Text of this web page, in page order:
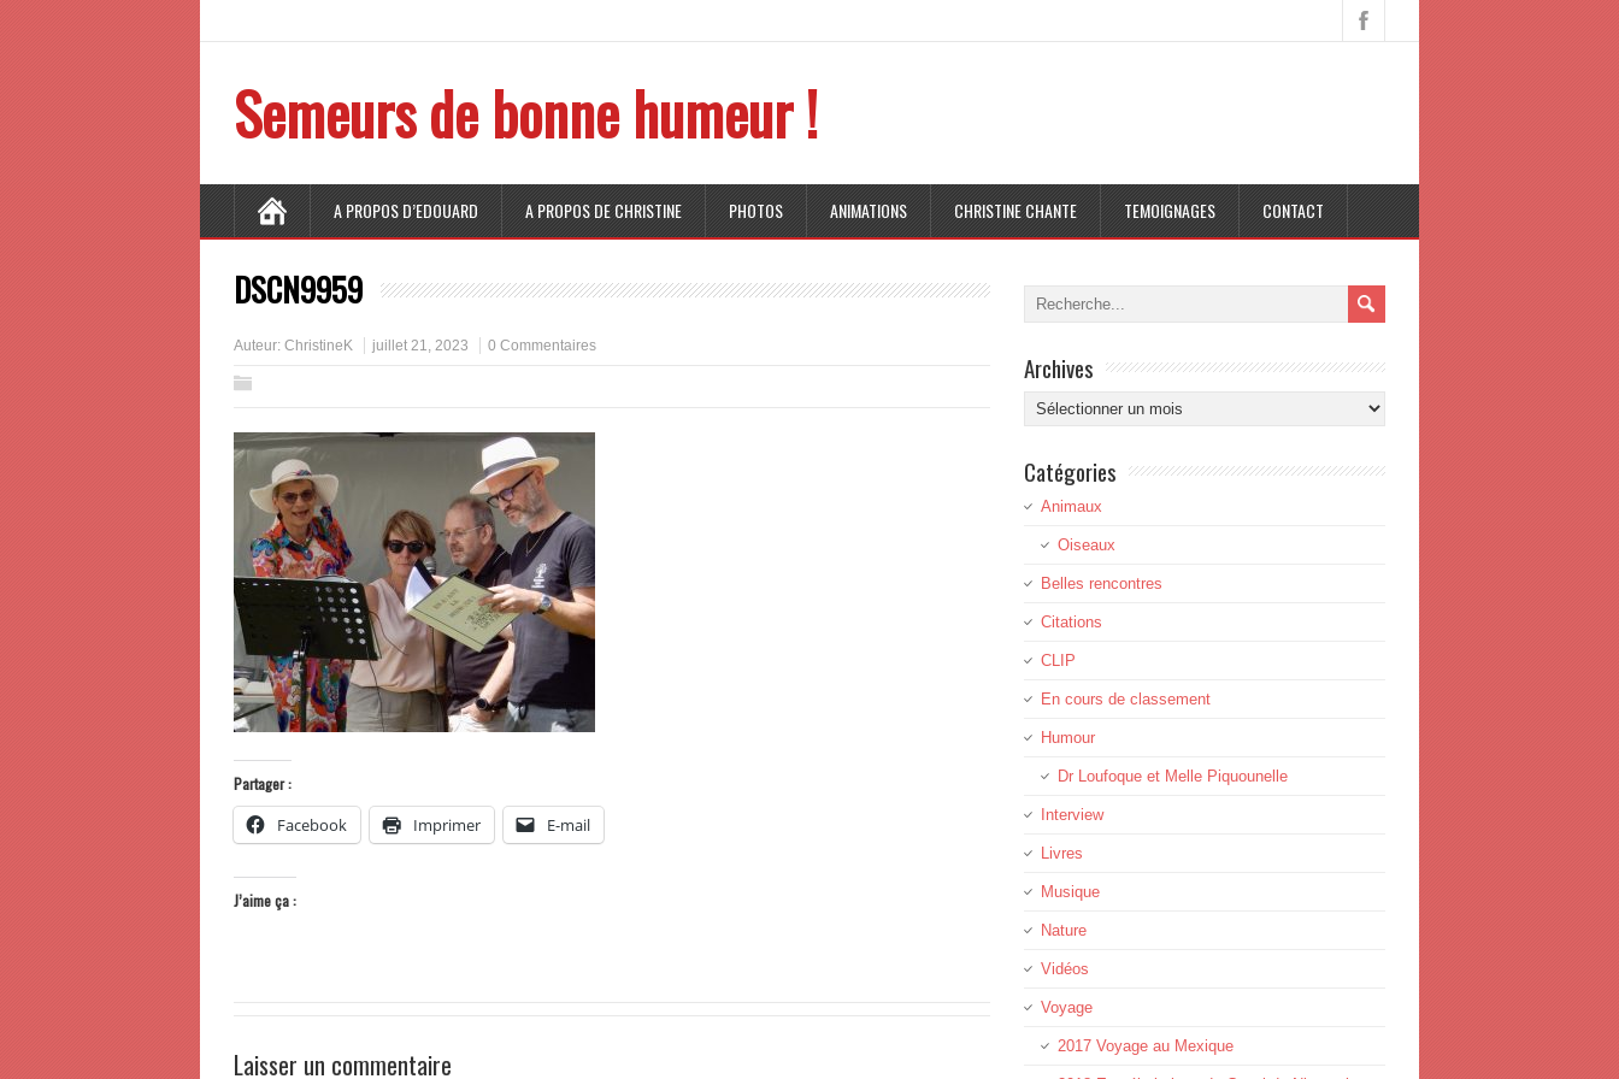
Semeurs de bonne humeur !
A PROPOS D’EDOUARD A PROPOS DE CHRISTINE PHOTOS ANIMATIONS CHRISTINE CHANTE TEMOIGNAGES CONTACT
DSCN9959
Auteur: ChristineK juillet 21, 2023 0 Commentaires
Partager :
Facebook Imprimer E-mail
J’aime ça :
Laisser un commentaire
Archives
Archives
Catégories
Animaux
Oiseaux
Belles rencontres
Citations
CLIP
En cours de classement
Humour
Dr Loufoque et Melle Piquounelle
Interview
Livres
Musique
Nature
Vidéos
Voyage
2017 Voyage au Mexique